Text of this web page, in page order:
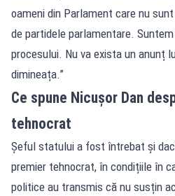
oameni din Parlament care nu
de partidele parlamentare.
procesului. Nu va exista un anunț
dimineața.”
Ce spune Nicușor Dan
tehnocrat
Șeful statului a fost întrebat și
premier tehnocrat, în condițiile în
politice au transmis că nu susțin